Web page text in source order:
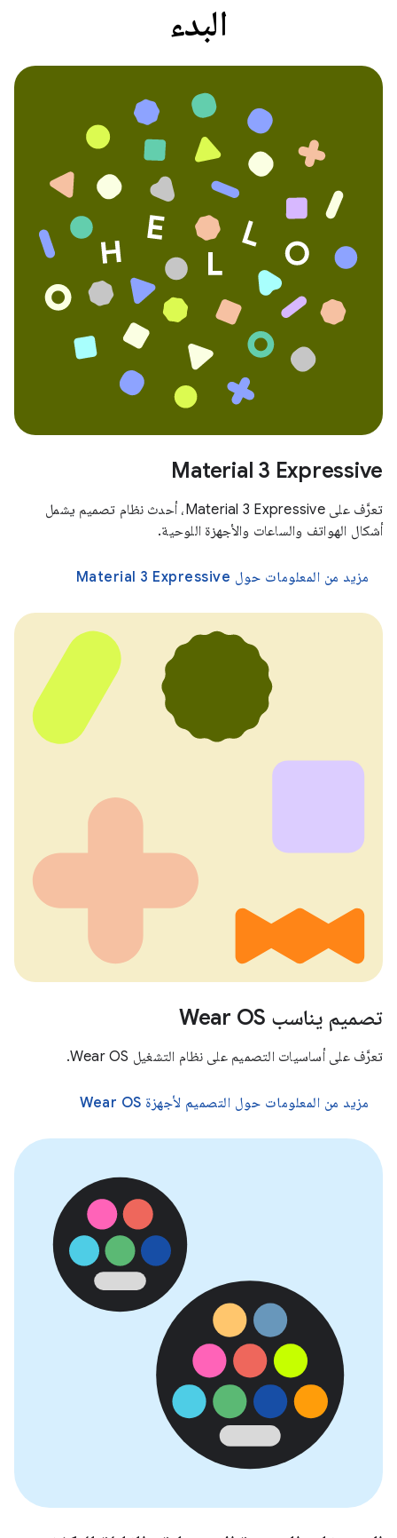
البدء
Material 3 Expressive
تعرَّف على Material 3 Expressive، أحدث نظام تصميم يشمل
أشكال الهواتف والساعات والأجهزة اللوحية.
مزيد من المعلومات حول Material 3 Expressive
تصميم يناسب Wear OS
تعرَّف على أساسيات التصميم على نظام التشغيل Wear OS.
مزيد من المعلومات حول التصميم لأجهزة Wear OS